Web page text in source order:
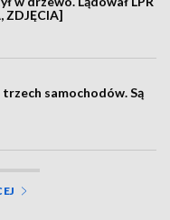
ZDJĘCIA]
samochodów. Są